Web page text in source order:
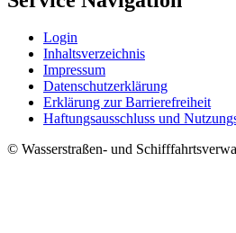
Log­in
In­halts­ver­zeich­nis
Im­pres­s­um
Da­ten­schut­z­er­klä­rung
Er­klä­rung zur Bar­rie­re­frei­heit
Haf­tungs­aus­schluss und
© Wasserstraßen- und